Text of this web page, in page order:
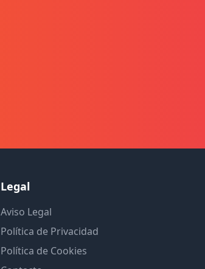
Legal
Aviso Legal
Política de Privacidad
Política de Cookies